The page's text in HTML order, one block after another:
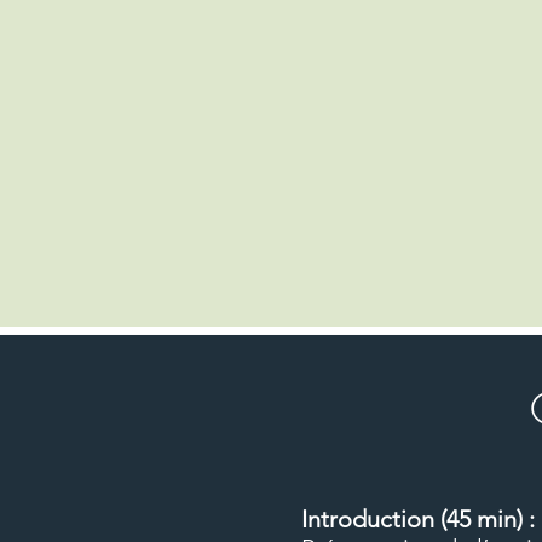
Appréhender l'impact de la TVA
Mettre en place les
Introduction (45 min) :